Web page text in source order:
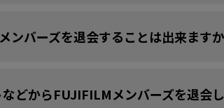
ンバーズを退会することは出来ます
どからFUJIFILMメンバーズを退会